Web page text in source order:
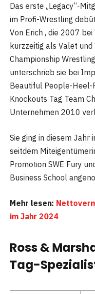
Das erste „Legacy“-
im Profi-Wrestling
Von Erich , die 2007
kurzzeitig als Valet
Championship
unterschrieb sie bei
Beautiful People-Heel-
Knockouts Tag Team
Unternehmen 2010
Sie ging in diesem Jahr
seitdem
Promotion SWE Fury
Business School
Mehr lesen:
im Jahr 2024
Ross &
Tag-